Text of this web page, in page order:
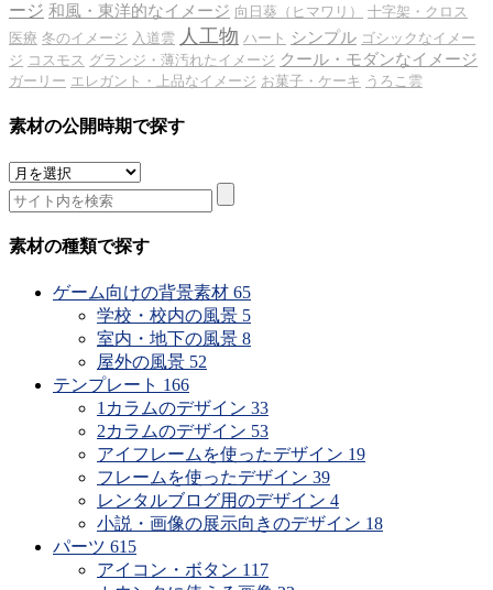
ージ 和風・東洋的なイメージ 向日葵（ヒマワリ）
十字架・クロス
医療 冬のイメージ 入道雲 人工物 ハート シンプル ゴシックなイメー
ジ コスモス グランジ・薄汚れたイメージ クール・モダンなイメージ
ガーリー エレガント・上品なイメージ お菓子・ケーキ うろこ雲
素材の公開時期で探す
素
材
の
公
素材の種類で探す
ゲーム向けの背景素材 65
学校・校内の風景 5
室内・地下の風景 8
屋外の風景 52
テンプレート 166
1カラムのデザイン 33
2カラムのデザイン 53
アイフレームを使ったデザイン 19
フレームを使ったデザイン 39
レンタルブログ用のデザイン 4
小説・画像の展示向きのデザイン 18
パーツ 615
アイコン・ボタン 117